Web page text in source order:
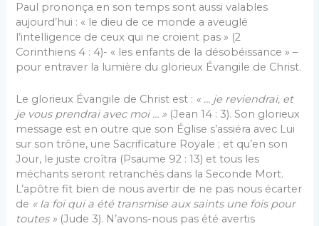
Paul prononça en son temps sont aussi valables
aujourd’hui : « le dieu de ce monde a aveuglé
l’intelligence de ceux qui ne croient pas » (2
Corinthiens 4 : 4)- « les enfants de la désobéissance » –
pour entraver la lumière du glorieux Évangile de Christ.
Le glorieux Évangile de Christ est : « … je reviendrai, et
je vous prendrai avec moi … » (Jean 14 : 3). Son glorieux
message est en outre que son Église s’assiéra avec Lui
sur son trône, une Sacrificature Royale ; et qu’en son
Jour, le juste croîtra (Psaume 92 : 13) et tous les
méchants seront retranchés dans la Seconde Mort.
L’apôtre fit bien de nous avertir de ne pas nous écarter
de « la foi qui a été transmise aux saints une fois pour
toutes » (Jude 3). N’avons-nous pas été avertis